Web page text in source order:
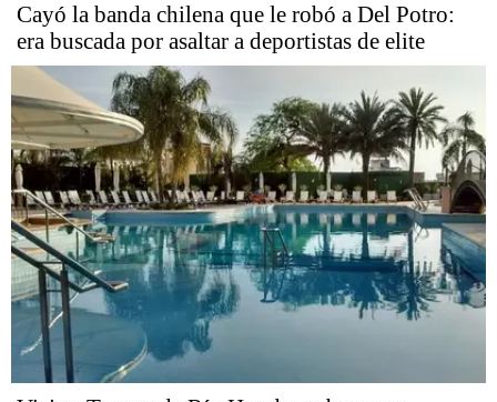
Cayó la banda chilena que le robó a Del Potro:
era buscada por asaltar a deportistas de elite